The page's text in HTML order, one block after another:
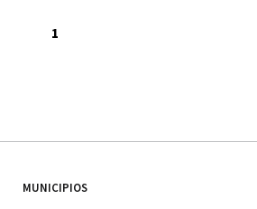
1
MUNICIPIOS